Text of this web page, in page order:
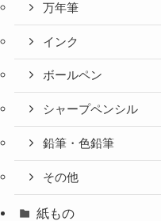
万年筆
インク
ボールペン
シャープペンシル
鉛筆・色鉛筆
その他
紙もの